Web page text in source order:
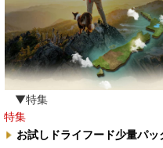
ナチュラル重曹 アイテム合
水素シリーズ
臭わない袋BOS
自然流
▼特集
特集
お試しドライフード少量パッ